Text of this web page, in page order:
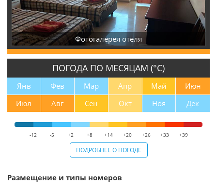
Фотогалерея отеля
ПОГОДА ПО МЕСЯЦАМ (°С)
Янв Фев Мар Апр Май
Июн
Июл
Авг Сен Окт Ноя Дек
-12 -5 +2 +8 +14 +20 +26 +33 +39
ПОДРОБНЕЕ О ПОГОДЕ
Размещение и типы номеров